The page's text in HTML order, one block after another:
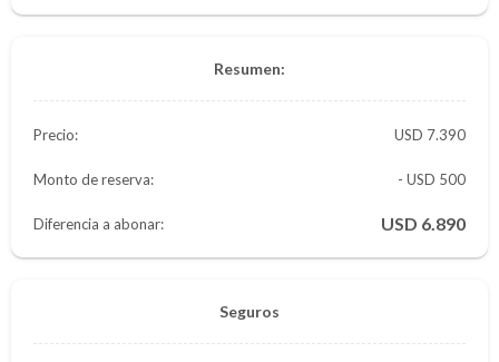
Resumen:
Precio: 7.390
Monto de reserva: - USD 500
Diferencia a abonar: 6.890
Seguros